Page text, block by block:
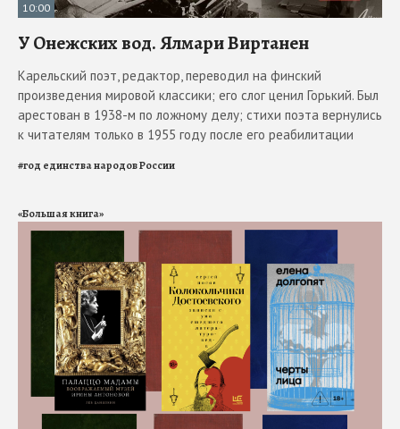
10:00
У Онежских вод. Ялмари Виртанен
Карельский поэт, редактор, переводил на финский
произведения мировой классики; его слог ценил Горький. Был
арестован в 1938-м по ложному делу; стихи поэта вернулись
к читателям только в 1955 году после его реабилитации
#год единства народов России
«Большая книга»